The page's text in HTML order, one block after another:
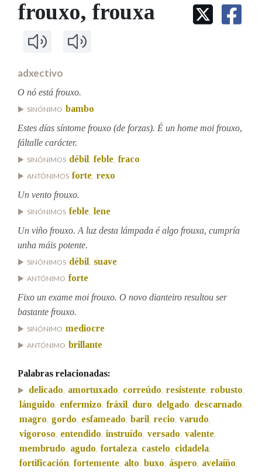
IDENTIDADE CORPORATIVA
MARCIAL DEL ADALID
FIGURAS HOMENAXEADAS
Facebook
TwitterYoutubeInstagram
Bluesky
BUSCAR NOS LEMAS
Comeza por
Contén
BUSCAR NO CONTIDO
Nos exemplos
Na fraseoloxía
OUTRAS OPCIÓNS DE BUSCA
Marcas gramaticais
Pertence a
LIMPAR BUSCA
frouxo, frouxa
adxectivo
O nó está frouxo.
SINÓNIMO bambo
Estes días síntome frouxo (de forzas). É un home moi frouxo,
fáltalle carácter.
SINÓNIMOS débil , feble, fraco
ANTÓNIMOS forte, rexo
Un vento frouxo.
SINÓNIMOS feble, lene
Un viño frouxo. A luz desta lámpada é algo frouxa, cumpría
unha máis potente.
SINÓNIMOS débil , suave
ANTÓNIMO forte
Fixo un exame moi frouxo. O novo dianteiro resultou ser
bastante frouxo.
SINÓNIMO mediocre
ANTÓNIMO brillante
Palabras relacionadas:
delicado, amortuxado, correúdo, resistente, robusto,
lánguido, enfermizo, fráxil , duro, delgado, descarnado,
magro, gordo, esfameado, baril , recio, varudo,
vigoroso, entendido, instruído, versado, valente,
membrudo, agudo, fortaleza, castelo, cidadela,
fortificación, fortemente, alto, buxo, áspero, avelaíño,